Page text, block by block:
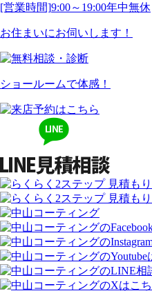
[営業時間]9:00～19:00年中無休
お住まいにお伺いします！
ショールームで体感！